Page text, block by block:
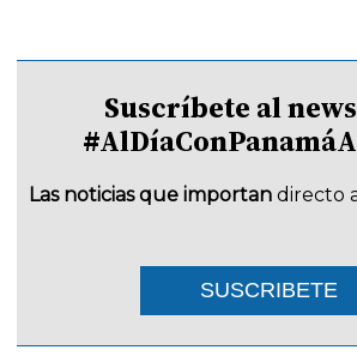
Suscríbete al
Las noticias que importan directo
SUSCRIBETE